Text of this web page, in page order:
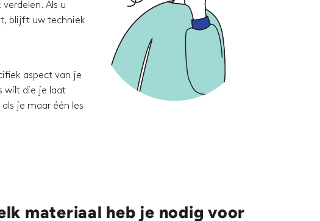
Als u
blijft uw techniek
aspect van je
wilt die je laat
je maar één les
materiaal heb je nodig voor